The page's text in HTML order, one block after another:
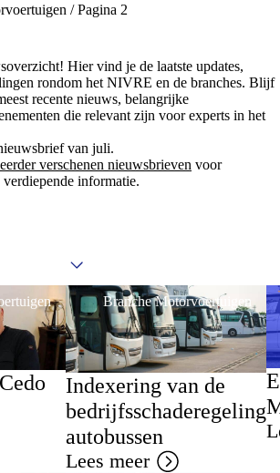
/Pagina 2
Hier vind je de laatste updates,
rondom het NIVRE en de branches. Blijf
recente nieuws, belangrijke
die relevant zijn voor experts in het
van juli.
verschenen nieuwsbrieven voor
informatie.
Branche Motorvoertuigen
Indexering van de
bedrijfsschaderegeling
autobussen
Lees meer